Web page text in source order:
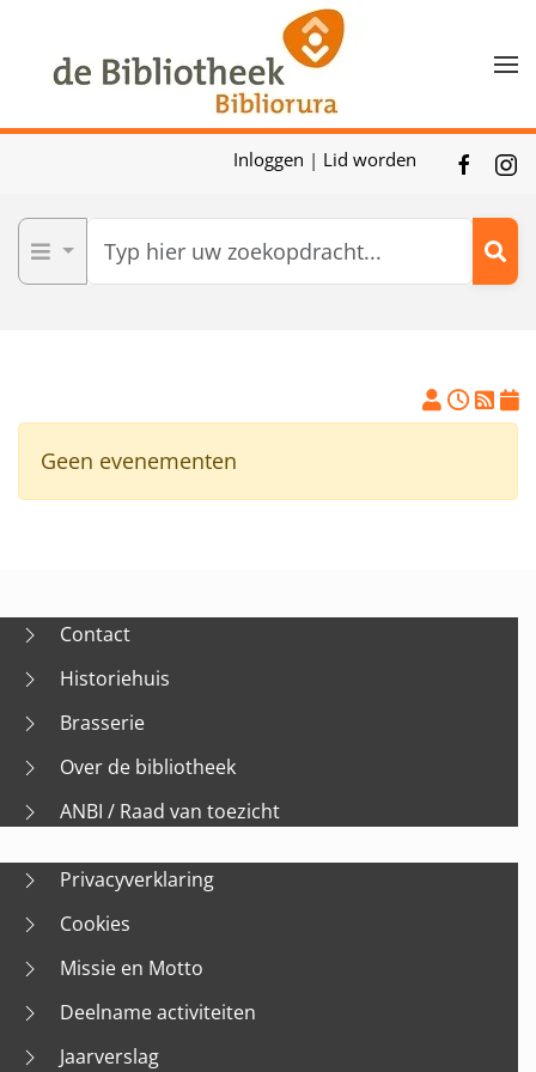
Skip to main content
Inloggen | Lid worden
Geen evenementen
Contact
Historiehuis
Brasserie
Over de bibliotheek
ANBI / Raad van toezicht
Privacyverklaring
Cookies
Missie en Motto
Deelname activiteiten
Jaarverslag